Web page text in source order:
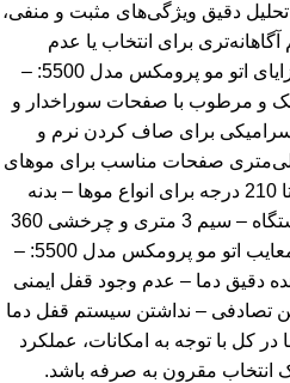
دقیق ویژگی‌های مثبت و منفی،
برای انتخاب یا عدم
انتخاب این مدل اتو مو بگیرید. مزایای اتو مو پرومکس مدل 5500: –
و مرطوب با صفحات سوراخدار و
برای صاف کردن نرم و
کمتر به مو – پهنای 45 میلی‌متری صفحات مناسب برای موهای
بلند و متراکم – تنظیم دمای 80 تا 210 درجه برای انواع موها – بدنه
ضدلغزش برای گرفتن راحت دستگاه – سیم 3 متری و چرخشی 360
درجه برای آزادی حرکت بیشتر معایب اتو مو پرومکس مدل 5500: –
دقیق دما – عدم وجود قفل ایمنی
تصادفی – نداشتن سیستم قفل دما
کل با توجه به امکانات، عملکرد
مقرون به صرفه باشد.